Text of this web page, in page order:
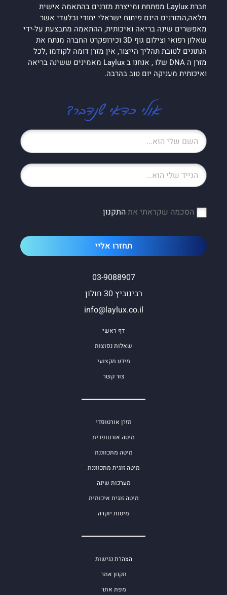
חברת Laylux מפתחת ומייצרת מזרנים בהתאמה אישית
מלאה,המזרנים הינם פיתוח ישראלי יחודי ובלעדי אשר
מאפשרים שינה בריאה ואיכותית, ההתאמה מתבצעת על-ידי
שאלון רפואי וצילום גוף 3D וכירופקרט החברה מנתח את
הנתונים לטובת תהליך הייצור, אין מזרן דומה לקודמו ,לכל
מזרן ה DNA שלו , אנחנו ב Laylux מאמינים ששינה בריאה
ואיכותית מעניקה יום טוב בהרבה.
אולי כדאי שנדבר?
הסכמה שקראתי אתהתקנון
תחזרו אליי
03-9088907
רבינוביץ 30 חולון
info@laylux.co.il
דף ראשי
שאלות נפוצות
מידע מקצועי
צור קשר
מזרן אורטופדי
מיטה אורטופדית
מיטה מתכווננת
מיטה זוגית מתכווננת
מערכות שינה
מיטה זוגית איכותית
מיטות יוקרה
הצהרת נגישות
תקנון אתר
מפת אתר